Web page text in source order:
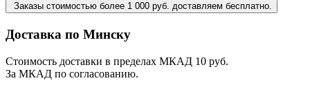
Заказы стоимостью более 1 000 руб. доставляем бесплатно.
Доставка по Минску
Стоимость доставки в пределах МКАД 10 руб.
За МКАД по согласованию.